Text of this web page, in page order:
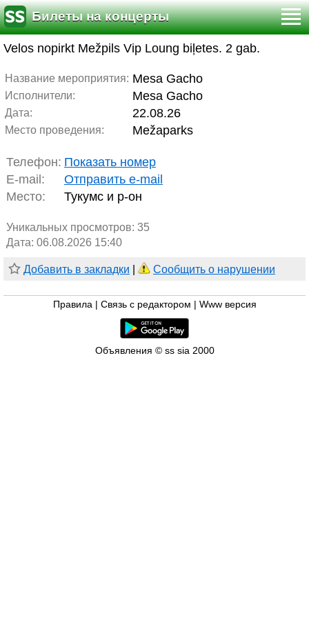
Билеты на концерты
Velos nopirkt Mežpils Vip Loung biļetes. 2 gab.
Название мероприятия: Mesa Gacho
Исполнители: Mesa Gacho
Дата: 22.08.26
Место проведения: Mežaparks
Телефон: Показать номер
E-mail:
Отправить e-mail
Место:
Тукумс и р-он
Уникальных просмотров: 35
Дата: 06.08.2026 15:40
Добавить в закладки Сообщить о нарушении
Правила Связь с редактором Www версия
Объявления © ss sia 2000